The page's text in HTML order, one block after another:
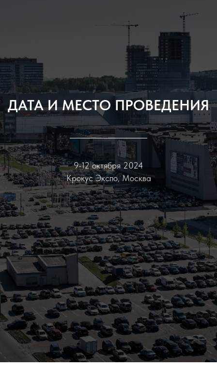
ДАТА И МЕСТО ПРОВЕДЕНИЯ
9-12 октября 2024
Крокус Экспо, Москва